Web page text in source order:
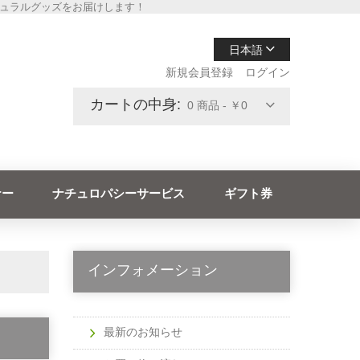
ラルグッズをお届けします！
日本語
ログイン
新規会員登録
カートの中身: 0 商品 - ￥0
ナチュロパシーサービス ギフト券
インフォメーション
最新のお知らせ